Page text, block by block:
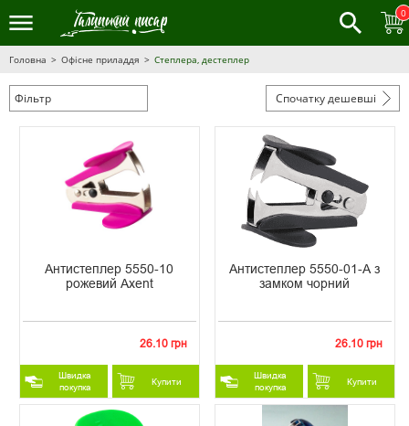
0
Головна Офісне приладдя Степлера, дестеплер
Фільтр Спочатку дешевші
Антистеплер 5550-10
рожевий Axent
26.10 грн
Швидка
покупка
Купити
Антистеплер 5550-01-A з
замком чорний
26.10 грн
Швидка
покупка
Купити